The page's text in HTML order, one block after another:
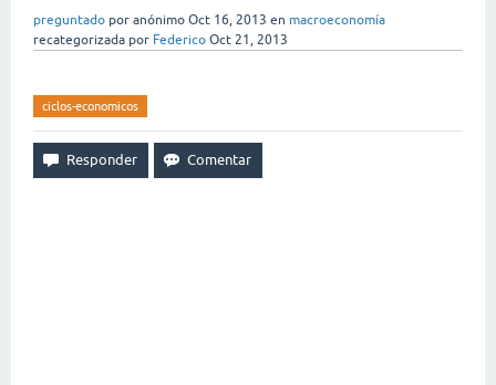
preguntado por anónimo Oct 16, 2013 en macroeconomía
recategorizada por Federico Oct 21, 2013
ciclos-economicos